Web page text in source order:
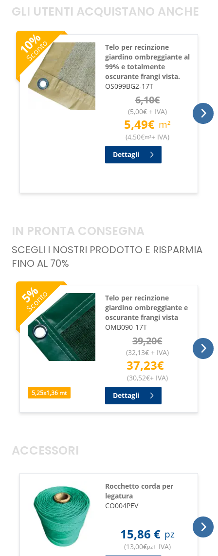
GLI UTENTI ACQUISTANO ANCHE
10
%
Sconto
Telo per recinzione
giardino ombreggiante al
99% e totalmente
oscurante frangi vista.
OS099BG2-17T
6,10€
(5,00€+ IVA)
5,49€ m²
(4,50€m²+ IVA)
Dettagli
IN PRONTA CONSEGNA
SCEGLI I NOSTRI PRODOTTO E RISPARMIA
FINO AL 70%
5
%
Sconto
5,25x1,36 mt
Telo per recinzione
giardino ombreggiante e
oscurante frangi vista
OMB090-17T
39,20€
(32,13€+ IVA)
37,23€
(30,52€+ IVA)
Dettagli
ACCESSORI
Rocchetto corda per
legatura
CO004PEV
15,86 € pz
(13,00€pz+ IVA)